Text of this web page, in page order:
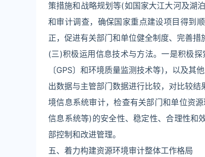
策措施和战略规划等(如国家大江大河及湖
和审计调查，确保国家重点建设项目得到
正，促进有关部门和单位健全制度、完善措
(三)积极运用信息技术与方法。一是积极
〔GPS〕和环境质量监测技术等)，以及
出数据与主管部门数据进行比较，对比较
境信息系统审计，检查有关部门和单位资
信息系统等)的安全性、稳定性、合理性和
部控制和改进管理。
五、着力构建资源环境审计整体工作格局